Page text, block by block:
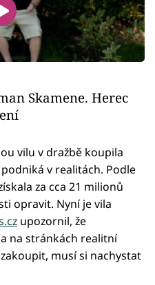
Skamene. Herec
vilu v dražbě koupila
v realitách. Podle
za cca 21 milionů
opravit. Nyní je vila
upozornil, že
na stránkách realitní
musí si nachystat